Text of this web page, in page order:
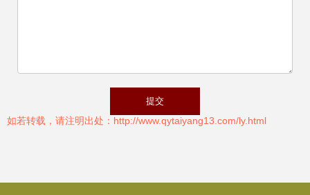
如若转载，请注明出处：http://www.qytaiyang13.com/ly.html